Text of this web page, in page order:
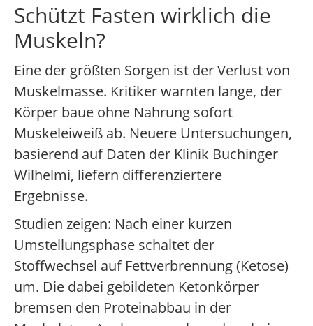
Schützt Fasten wirklich die
Muskeln?
Eine der größten Sorgen ist der Verlust von
Muskelmasse. Kritiker warnten lange, der
Körper baue ohne Nahrung sofort
Muskeleiweiß ab. Neuere Untersuchungen,
basierend auf Daten der Klinik Buchinger
Wilhelmi, liefern differenziertere
Ergebnisse.
Studien zeigen: Nach einer kurzen
Umstellungsphase schaltet der
Stoffwechsel auf Fettverbrennung (Ketose)
um. Die dabei gebildeten Ketonkörper
bremsen den Proteinabbau in der